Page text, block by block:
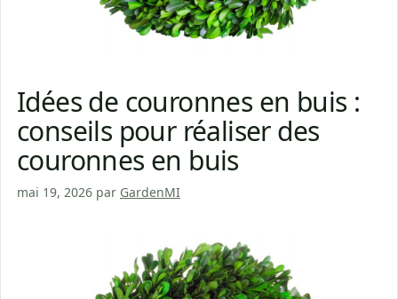
Idées de couronnes en buis :
conseils pour réaliser des
couronnes en buis
mai 19, 2026 par GardenMI